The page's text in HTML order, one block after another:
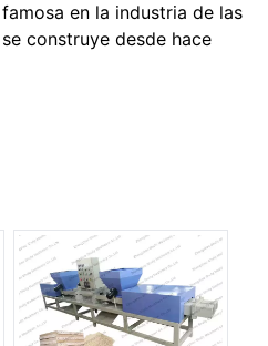
en la industria de las
construye desde hace